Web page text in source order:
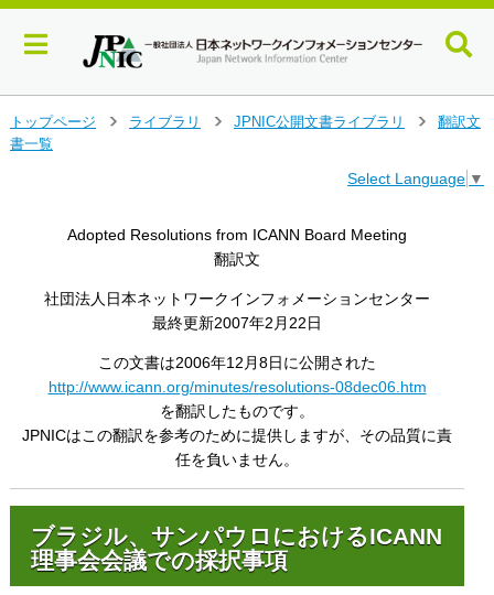
イ
トップページ
ライブラリ
JPNIC公開文書ライブラリ
翻訳文
書一覧
Select Language ▼
Adopted Resolutions from ICANN Board Meeting
翻訳文
社団法人日本ネットワークインフォメーションセンター
最終更新2007年2月22日
この文書は2006年12月8日に公開された
http://www.icann.org/minutes/resolutions-08dec06.htm
を翻訳したものです。
JPNICはこの翻訳を参考のために提供しますが、その品質に責
任を負いません。
ブラジル、サンパウロにおけるICANN
理事会会議での採択事項